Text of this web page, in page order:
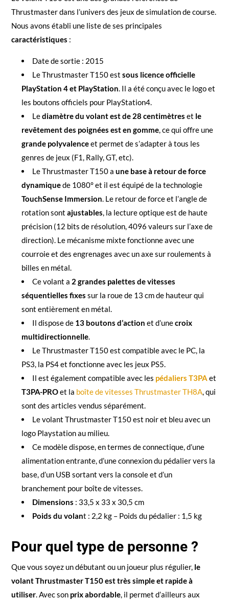
Thrustmaster dans l’univers des jeux de simulation de course.
Nous avons établi une liste de ses principales
caractéristiques :
Date de sortie : 2015
Le Thrustmaster T150 est sous licence officielle
PlayStation 4 et PlayStation. Il a été conçu avec le logo et
les boutons officiels pour PlayStation4.
Lediamètre du volant est de 28 centimètres et le
revêtement des poignées est en gomme, ce qui offre une
grande polyvalenceet permet de s’adapter à tous les
genres de jeux (F1, Rally, GT, etc).
Le Thrustmaster T150 a une base à retour de force
dynamiquede 1080° et il est équipé de la technologie
TouchSense Immersion. Le retour de force et l’angle de
rotation sont ajustables, la lecture optique est de haute
précision (12 bits de résolution, 4096 valeurs sur l’axe de
direction). Le mécanisme mixte fonctionne avec une
courroie et des engrenages avec un axe sur roulements à
billes en métal.
Ce volant a 2 grandes palettes de vitesses
séquentielles fixes sur la roue de 13 cm de hauteur qui
sont entièrement en métal.
Il dispose de 13 boutons d’action et d’unecroix
multidirectionnelle.
Le Thrustmaster T150 est compatible avec le PC, la
PS3, la PS4 et fonctionne avec les jeux PS5.
Il est également compatible avec les pédaliers T3PA et
T3PA-PROet la boîte de vitesses Thrustmaster TH8A, qui
sont des articles vendus séparément.
Le volant Thrustmaster T150 est noir et bleu avec un
logo Playstation au milieu.
Ce modèle dispose, en termes de connectique, d’une
alimentation entrante, d’une connexion du pédalier vers la
base, d’un USB sortant vers la console et d’un
branchement pour boîte de vitesses.
Dimensions : 33,5 x 33 x 30,5 cm
Poids du volant : 2,2 kg – Poids du pédalier : 1,5 kg
Pour quel type de personne ?
Que vous soyez un débutant ou un joueur plus régulier,le
volant Thrustmaster T150 est très simple et rapide à
utiliser. Avec son prix abordable, il permet d’ailleurs aux